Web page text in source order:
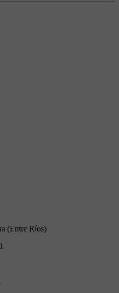
(Entre Ríos)